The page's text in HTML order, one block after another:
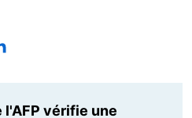
l'AFP vérifie une